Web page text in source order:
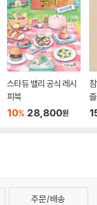
스타듀 밸리 공식 레시
피북
10% 28,800원
주문/배송